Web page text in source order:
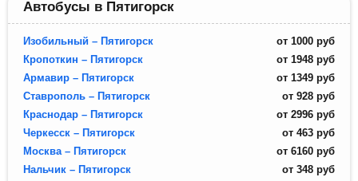
Автобусы в Пятигорск
Изобильный – Пятигорск от 1000 руб
Кропоткин – Пятигорск
от 1948 руб
Армавир – Пятигорск
от 1349 руб
Ставрополь – Пятигорск
от 928 руб
Краснодар – Пятигорск
от 2996 руб
Черкесск – Пятигорск
от 463 руб
Москва – Пятигорск
от 6160 руб
Нальчик – Пятигорск
от 348 руб